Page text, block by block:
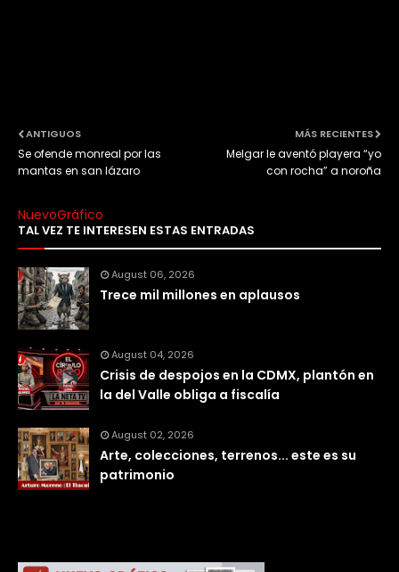
MÁS RECIENTES
Melgar le aventó playera “yo
con rocha” a noroña
ANTIGUOS
Se ofende monreal por las
mantas en san lázaro
NuevoGráfico
TAL VEZ TE INTERESEN ESTAS ENTRADAS
August 06, 2026
Trece mil millones en aplausos
August 04, 2026
Crisis de despojos en la CDMX, plantón en
la del Valle obliga a fiscalía
August 02, 2026
Arte, colecciones, terrenos... este es su
patrimonio